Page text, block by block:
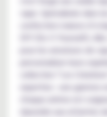
vape. Spécialisée dans
confection maison d’e-
DIY (Do It Yourself),
pour les amateurs de
personnaliser leurs
collection "Les
expertise : une gamme
chaque arôme est
répondre aux attentes